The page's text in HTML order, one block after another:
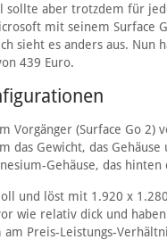
sollte aber trotzdem für
mit seinem Surface
sieht es anders aus.
439 Euro.
Vorgänger (Surface Go
das Gewicht, das
Gehäuse, das
und löst mit 1.920 x
wie relativ dick und
Preis-Leistungs-